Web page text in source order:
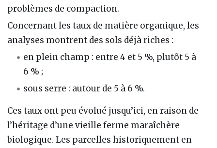
problèmes de compaction.
Concernant les taux de matière organique, les
analyses montrent des sols déjà riches :
en plein champ : entre 4 et 5 %, plutôt 5 à
6 % ;
sous serre : autour de 5 à 6 %.
Ces taux ont peu évolué jusqu’ici, en raison de
l’héritage d’une vieille ferme maraîchère
biologique. Les parcelles historiquement en